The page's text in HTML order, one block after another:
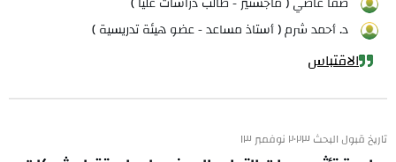
د. أحمد شرم ( أستاذ مساعد - عضو هيئة تدريسية )
الاقتباس
تاريخ قبول البحث ٢٠٢٣ نوفمبر ١٣